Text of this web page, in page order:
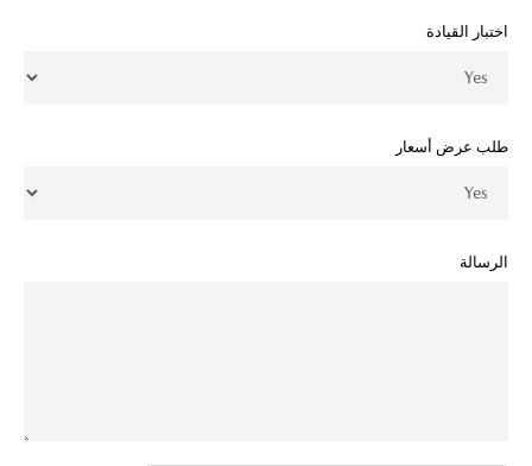
اختبار القيادة
طلب عرض أسعار
الرسالة